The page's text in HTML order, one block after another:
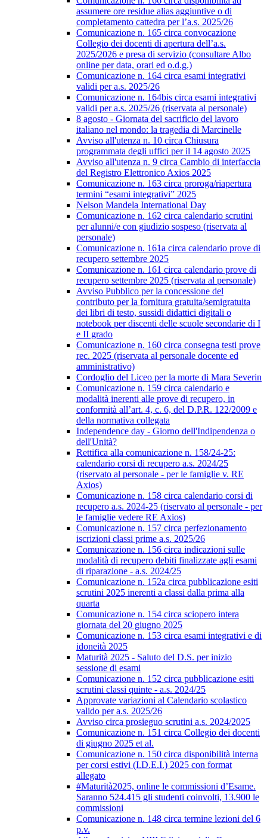
assumere ore residue alias aggiuntive o di
completamento cattedra per l’a.s. 2025/26
Comunicazione n. 165 circa convocazione
Collegio dei docenti di apertura dell’a.s.
2025/2026 e presa di servizio (consultare Albo
online per data, orari ed o.d.g.)
Comunicazione n. 164 circa esami integrativi
validi per a.s. 2025/26
Comunicazione n. 164bis circa esami integrativi
validi per a.s. 2025/26 (riservata al personale)
8 agosto - Giornata del sacrificio del lavoro
italiano nel mondo: la tragedia di Marcinelle
Avviso all'utenza n. 10 circa Chiusura
programmata degli uffici per il 14 agosto 2025
Avviso all'utenza n. 9 circa Cambio di interfaccia
del Registro Elettronico Axios 2025
Comunicazione n. 163 circa proroga/riapertura
termini “esami integrativi” 2025
Nelson Mandela International Day
Comunicazione n. 162 circa calendario scrutini
per alunni/e con giudizio sospeso (riservata al
personale)
Comunicazione n. 161a circa calendario prove di
recupero settembre 2025
Comunicazione n. 161 circa calendario prove di
recupero settembre 2025 (riservata al personale)
Avviso Pubblico per la concessione del
contributo per la fornitura gratuita/semigratuita
dei libri di testo, sussidi didattici digitali o
notebook per discenti delle scuole secondarie di I
e II grado
Comunicazione n. 160 circa consegna testi prove
rec. 2025 (riservata al personale docente ed
amministrativo)
Cordoglio del Liceo per la morte di Mara Severin
Comunicazione n. 159 circa calendario e
modalità inerenti alle prove di recupero, in
conformità all’art. 4, c. 6, del D.P.R. 122/2009 e
della normativa collegata
Independence day - Giorno dell'Indipendenza o
dell'Unità?
Rettifica alla comunicazione n. 158/24-25:
calendario corsi di recupero a.s. 2024/25
(riservato al personale - per le famiglie v. RE
Axios)
Comunicazione n. 158 circa calendario corsi di
recupero a.s. 2024-25 (riservato al personale - per
le famiglie vedere RE Axios)
Comunicazione n. 157 circa perfezionamento
iscrizioni classi prime a.s. 2025/26
Comunicazione n. 156 circa indicazioni sulle
modalità di recupero debiti finalizzate agli esami
di riparazione - a.s. 2024/25
Comunicazione n. 152a circa pubblicazione esiti
scrutini 2025 inerenti a classi dalla prima alla
quarta
Comunicazione n. 154 circa sciopero intera
giornata del 20 giugno 2025
Comunicazione n. 153 circa esami integrativi e di
idoneità 2025
Maturità 2025 - Saluto del D.S. per inizio
sessione di esami
Comunicazione n. 152 circa pubblicazione esiti
scrutini classi quinte - a.s. 2024/25
Approvate variazioni al Calendario scolastico
valido per a.s. 2025/26
Avviso circa prosieguo scrutini a.s. 2024/2025
Comunicazione n. 151 circa Collegio dei docenti
di giugno 2025 et al.
Comunicazione n. 150 circa disponibilità interna
per corsi estivi (I.D.E.I.) 2025 con format
allegato
#Maturità2025, online le commissioni d’Esame.
Saranno 524.415 gli studenti coinvolti, 13.900 le
commissioni
Comunicazione n. 148 circa termine lezioni del 6
p.v.